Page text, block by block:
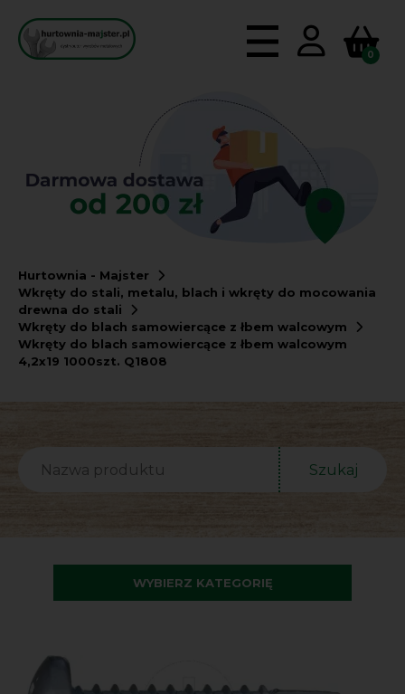
0
Hurtownia - Majster
Wkręty do stali, metalu, blach i wkręty do mocowania
drewna do stali
Wkręty do blach samowiercące z łbem walcowym
Wkręty do blach samowiercące z łbem walcowym
4,2x19 1000szt. Q1808
WYBIERZ KATEGORIĘ
Szukaj